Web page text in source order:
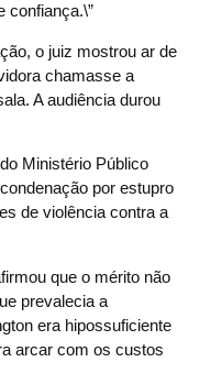
confiança.\”
o juiz mostrou ar de
chamasse a
A audiência durou
Ministério Público
por estupro
de violência contra a
que o mérito não
prevalecia a
era hipossuficiente
arcar com os custos